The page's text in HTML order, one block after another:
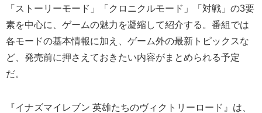
「ストーリーモード」「クロニクルモード」「対戦」の3要
素を中心に、ゲームの魅力を凝縮して紹介する。番組では
各モードの基本情報に加え、ゲーム外の最新トピックスな
ど、発売前に押さえておきたい内容がまとめられる予定
だ。
『イナズマイレブン 英雄たちのヴィクトリーロード』は、